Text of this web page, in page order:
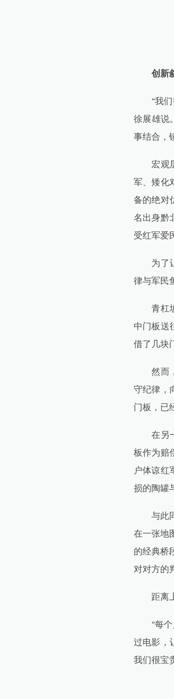
创新
“我们拒
徐展雄说
事结合，
宏观层
军、矮化
备的绝对
名出身黔
受红军爱
为了让
律与军民
青杠坡
中门板送
借了几块
然而，
守纪律，
门板，已
在另一
板作为赔
户体谅红
损的陶罐
与此同
在一张地
的经典桥
对对方的
距离上
“每个人
过电影，
我们很宝